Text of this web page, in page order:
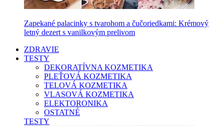
Zapekané palacinky s tvarohom a čučoriedkami: Krémový
letný dezert s vanilkovým prelivom
ZDRAVIE
TESTY
DEKORATÍVNA KOZMETIKA
PLEŤOVÁ KOZMETIKA
TELOVÁ KOZMETIKA
VLASOVÁ KOZMETIKA
ELEKTORONIKA
OSTATNÉ
TESTY